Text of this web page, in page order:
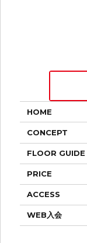
HOME
CONCEPT
FLOOR GUIDE
PRICE
ACCESS
WEB入会